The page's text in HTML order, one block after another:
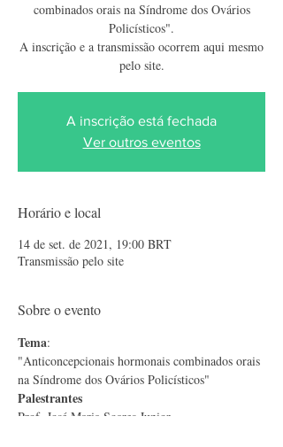
combinados orais na Síndrome dos Ovários
Policísticos".
A inscrição e a transmissão ocorrem aqui mesmo
pelo site.
A inscrição está fechada
Ver outros eventos
Horário e local
14 de set. de 2021, 19:00 BRT
Transmissão pelo site
Sobre o evento
Tema:
"Anticoncepcionais hormonais combinados orais
na Síndrome dos Ovários Policísticos"
Palestrantes
Prof. José Maria Soares Junior